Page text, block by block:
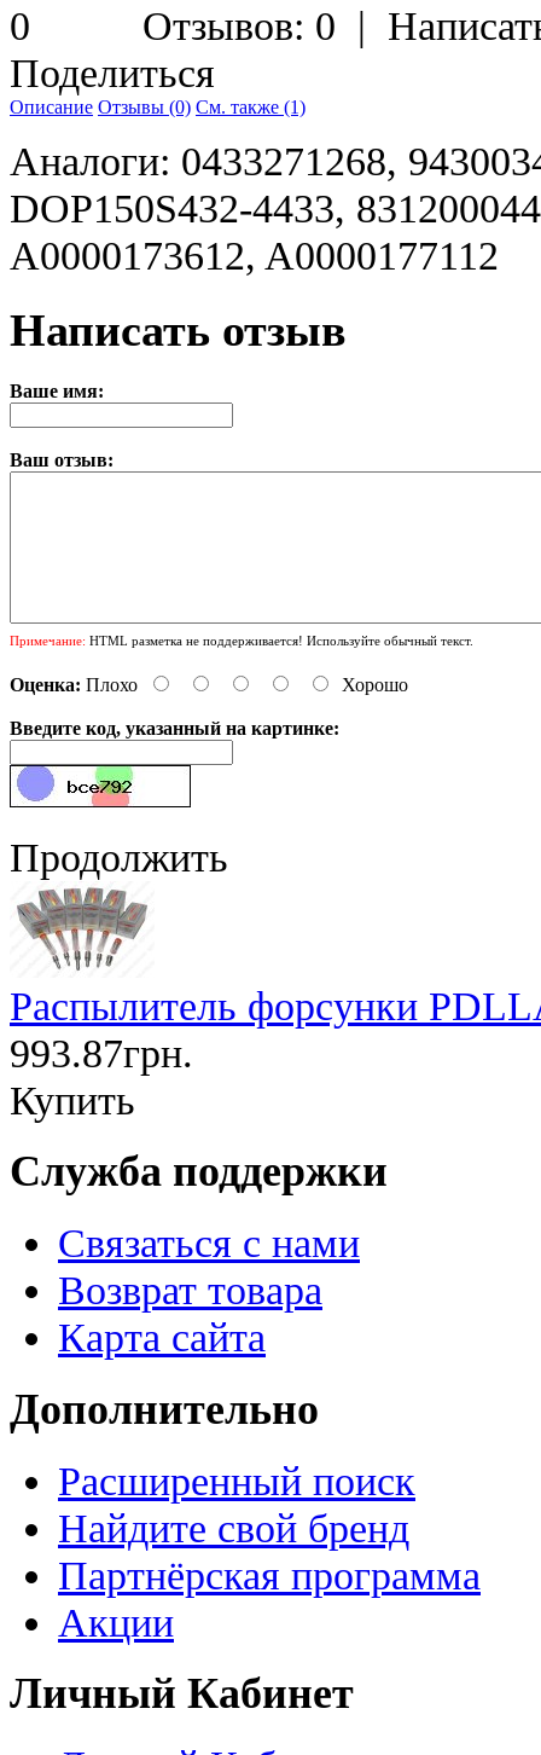
Отзывов: 0 |
Поделиться
Описание Отзывы (0) См. также (1)
Аналоги: 0433271268,
DOP150S432-4433,
A0000173612, A0000177112
Написать отзыв
Ваше имя:
Ваш отзыв:
Примечание: HTML разметка не поддерживается! Используйте обычный текст.
Оценка: Плохо Хорошо
Введите код, указанный на картинке:
Продолжить
Распылитель форсунки
993.87грн.
Купить
Служба поддержки
Связаться с нами
Возврат товара
Карта сайта
Дополнительно
Расширенный поиск
Найдите свой бренд
Партнёрская программа
Акции
Личный Кабинет